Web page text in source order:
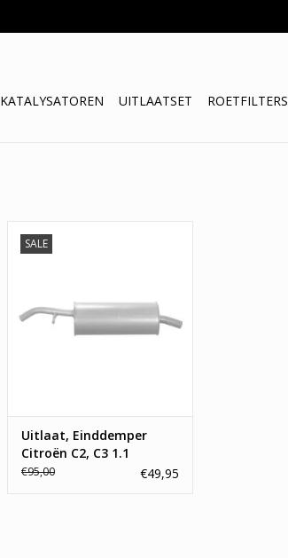
KATALYSATOREN UITLAATSET ROETFILTERS
SALE
Uitlaat, Einddemper
Citroën C2, C3 1.1
€95,00 €49,95